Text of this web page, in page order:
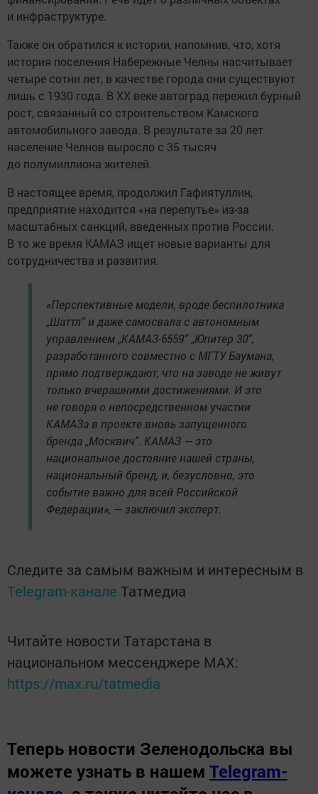
и инфраструктуре.
Также он обратился к истории, напомнив, что, хотя
история поселения Набережные Челны насчитывает
четыре сотни лет, в качестве города они существуют
лишь с 1930 года. В XX веке автоград пережил бурный
рост, связанный со строительством Камского
автомобильного завода. В результате за 20 лет
население Челнов выросло с 35 тысяч
до полумиллиона жителей.
В настоящее время, продолжил Гафиятуллин,
предприятие находится «на перепутье» из-за
масштабных санкций, введенных против России.
В то же время КАМАЗ ищет новые варианты для
сотрудничества и развития.
«Перспективные модели, вроде беспилотника
„Шаттл“ и даже самосвала с автономным
управлением „КАМАЗ-6559“ „Юпитер 30“,
разработанного совместно с МГТУ Баумана,
прямо подтверждают, что на заводе не живут
только вчерашними достижениями. И это
не говоря о непосредственном участии
КАМАЗа в проекте вновь запущенного
бренда „Москвич“. КАМАЗ — это
национальное достояние нашей страны,
национальный бренд, и, безусловно, это
событие важно для всей Российской
Федерации», — заключил эксперт.
Следите за самым важным и интересным в
Telegram-канале Татмедиа
Читайте новости Татарстана в
национальном мессенджере MАХ:
https://max.ru/tatmedia
Теперь новости Зеленодольска вы
можете узнать в нашем Telegram-